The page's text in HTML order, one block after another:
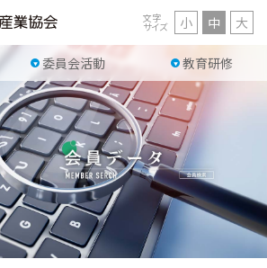
委員会活動 教育研修
文字
サイズ 小 中 大